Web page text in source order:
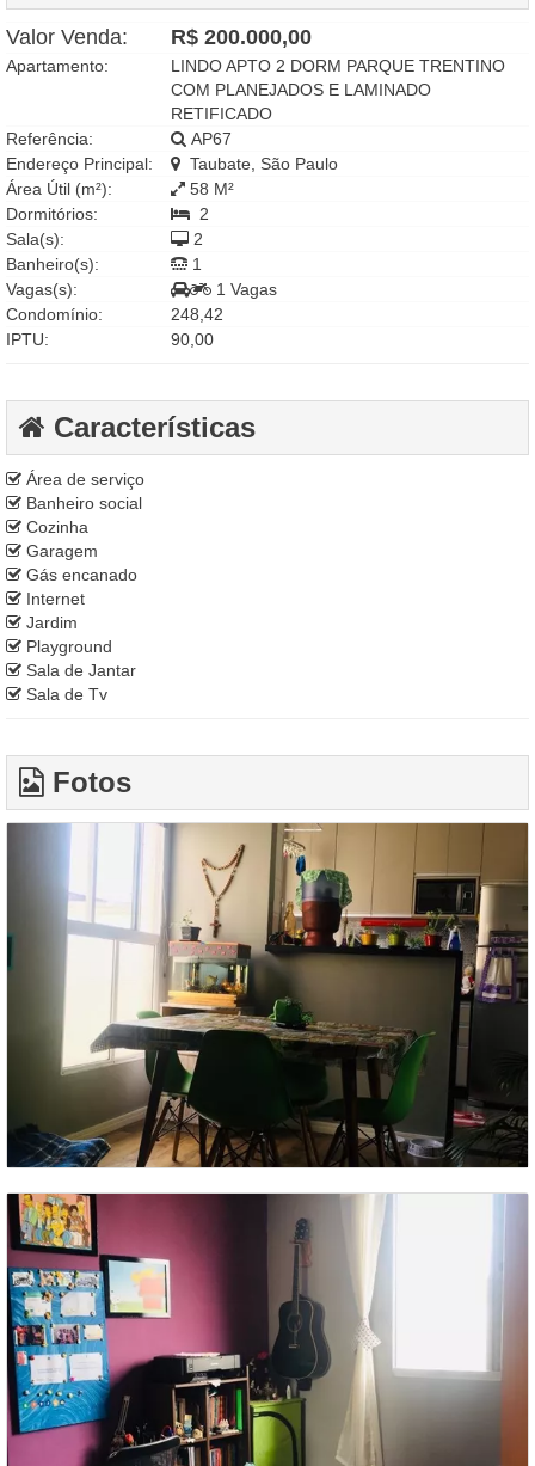
Valor Venda: R$ 200.000,00
Apartamento:
LINDO APTO 2 DORM PARQUE TRENTINO
COM PLANEJADOS E LAMINADO
RETIFICADO
Referência:
AP67
Endereço Principal:
Taubate, São Paulo
Área Útil (m²):
58 M²
Dormitórios:
2
Sala(s):
2
Banheiro(s):
1
Vagas(s):
1 Vagas
Condomínio:
248,42
IPTU:
90,00
Características
Área de serviço
Banheiro social
Cozinha
Garagem
Gás encanado
Internet
Jardim
Playground
Sala de Jantar
Sala de Tv
Fotos